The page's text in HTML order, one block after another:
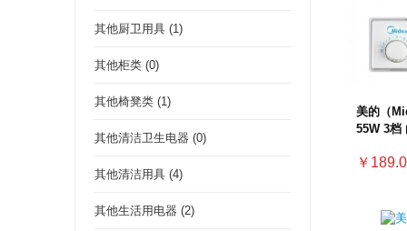
其他厨卫用具 (1)
其他柜类 (0)
其他椅凳类 (1)
其他清洁卫生电器 (0)
其他清洁用具 (4)
其他生活用电器 (2)
美的（
55W 3档
￥